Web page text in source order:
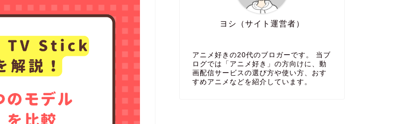
ヨシ（サイト運営者）
アニメ好きの20代のブロガーです。 当ブ
ログでは「アニメ好き」の方向けに、動
画配信サービスの選び方や使い方、おす
すめアニメなどを紹介しています。